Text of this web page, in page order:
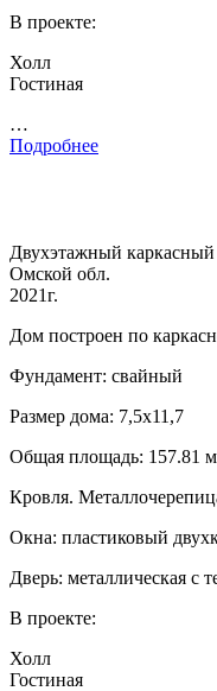
В проекте:
Холл
Гостиная
…
Подробнее
Двухэтажный
Омской обл.
2021г.
Дом построен по
Фундамент: свайный
Размер дома: 7,5х11,7
Общая площадь: 157.81
Кровля.
Окна: пластиковый
Дверь: металлическая с
В проекте:
Холл
Гостиная